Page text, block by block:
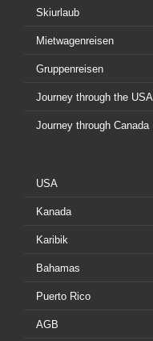
Skiurlaub
Mietwagenreisen
Gruppenreisen
Journey through the USA
Journey through Canada
USA
Kanada
Karibik
Bahamas
Puerto Rico
AGB